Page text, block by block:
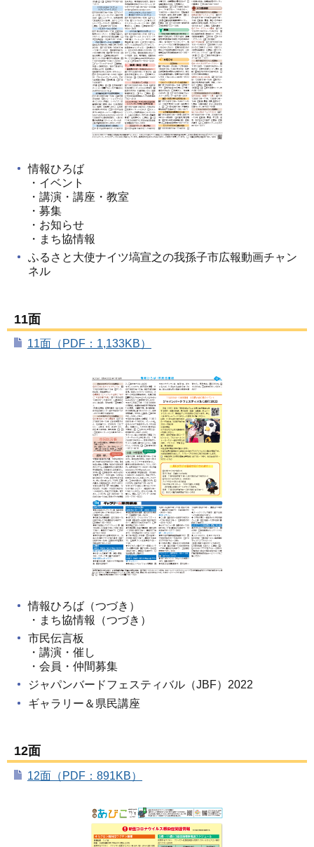
情報ひろば
・イベント
・講演・講座・教室
・募集
・お知らせ
・まち協情報
ふるさと大使ナイツ塙宣之の我孫子市広報動画チャン
ネル
11面
11面（PDF：1,133KB）
情報ひろば（つづき）
・まち協情報（つづき）
市民伝言板
・講演・催し
・会員・仲間募集
ジャパンバードフェスティバル（JBF）2022
ギャラリー＆県民講座
12面
12面（PDF：891KB）